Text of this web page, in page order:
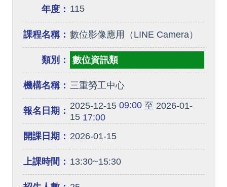
年度： 115
課程名稱： 數位影像應用（LINE Camera）
類別： 數位資訊類
機構名稱： 三重勞工中心
報名日期： 2025-12-1509:00至 2026-01-
1517:00
開課日期： 2026-01-15
上課時間： 13:30~15:30